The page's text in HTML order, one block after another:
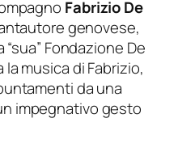
Fabrizio De
genovese,
Fondazione De
musica di Fabrizio,
da una
impegnativo gesto